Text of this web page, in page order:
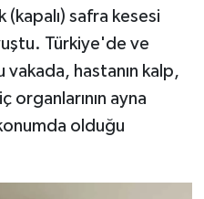
safra kesesi
Türkiye'de ve
hastanın kalp,
organlarının ayna
olduğu